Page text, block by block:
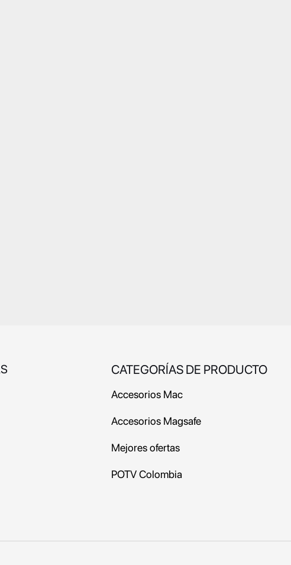
CATEGORÍAS DE PRODUCTO
Accesorios Mac
Accesorios Magsafe
Mejores ofertas
POTV Colombia